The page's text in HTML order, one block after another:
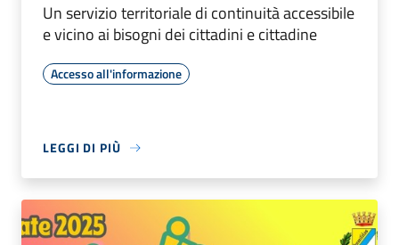
Un servizio territoriale di continuità accessibile
e vicino ai bisogni dei cittadini e cittadine
Accesso all'informazione
LEGGI DI PIÙ